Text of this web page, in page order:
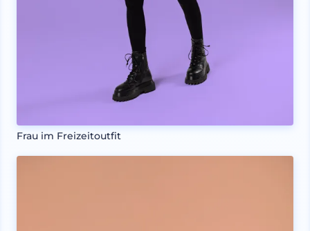
Frau im Freizeitoutfit